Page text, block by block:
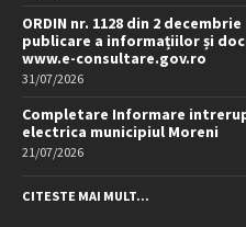
ORDIN nr. 1128 din 2
publicare a informațiilor și
www.e-consultare.gov.ro
31/07/2026
Completare Informare
electrica municipiul Moreni
21/07/2026
CITESTE MAI MULT...